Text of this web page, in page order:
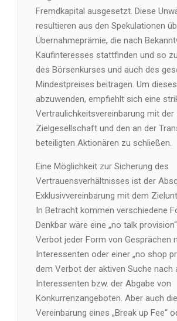
Fremdkapital ausgesetzt. Diese
resultieren aus den Spekulationen
Übernahmeprämie, die nach
Kaufinteresses stattfinden und so
des Börsenkurses und auch des
Mindestpreises beitragen. Um
abzuwenden, empfiehlt sich eine
Vertraulichkeitsvereinbarung mit der
Zielgesellschaft und den an der
beteiligten Aktionären zu schließen.
Eine Möglichkeit zur Sicherung des
Vertrauensverhältnisses ist der
Exklusivvereinbarung mit dem
In Betracht kommen verschiedene
Denkbar wäre eine „no talk
Verbot jeder Form von Gesprächen
Interessenten oder einer „no shop
dem Verbot der aktiven Suche nach
Interessenten bzw. der Abgabe von
Konkurrenzangeboten. Aber auch die
Vereinbarung eines „Break up Fee“